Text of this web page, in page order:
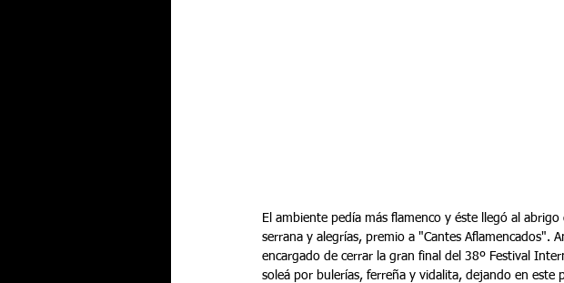
El ambiente pedía más flamenco y éste llegó al
serrana y alegrías, premio a "Cantes Aflamencados".
encargado de cerrar la gran final del 38º Festival
soleá por bulerías, ferreña y vidalita, dejando en